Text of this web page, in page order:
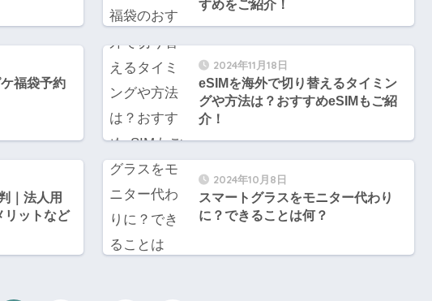
すめをご紹介！
福袋予約
2024年11月18日
eSIMを海外で切り替えるタイミン
グや方法は？おすすめeSIMもご紹
介！
｜法人用
リットなど
2024年10月8日
スマートグラスをモニター代わり
に？できることは何？